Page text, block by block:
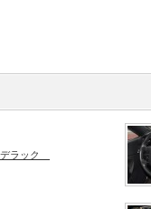
デラック